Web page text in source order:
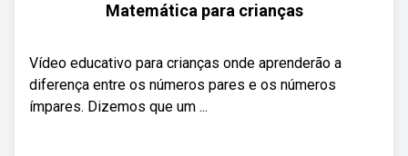
Matemática para crianças
Vídeo educativo para crianças onde aprenderão a
diferença entre os números pares e os números
ímpares. Dizemos que um ...